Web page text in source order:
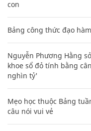
con
Bảng công thức đạo
Nguyễn Phương Hằng
khoe sổ đỏ tính bằng
nghìn tỷ'
Mẹo học thuộc Bảng
câu nói vui vẻ